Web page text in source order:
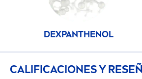
DEXPANTHENOL
CALIFICACIONES Y